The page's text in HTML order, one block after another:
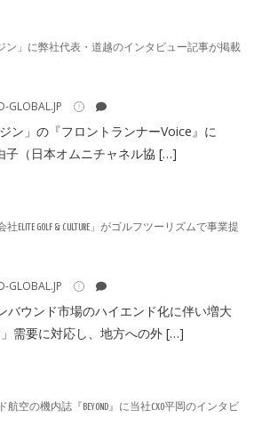
ン」に弊社代表・道越のインタビュー記事が掲載
GLOBAL.JP
ン」の『フロントランナーVoice』に
子（日本オムニチャネル協 […]
会社ELITE GOLF & CULTURE」がゴルフツーリズムで事業提
GLOBAL.JP
バウンド市場のハイエンド化に伴い増大
需要に対応し、地方への外 […]
空の機内誌『BEYOND』に当社CXO平岡のインタビ